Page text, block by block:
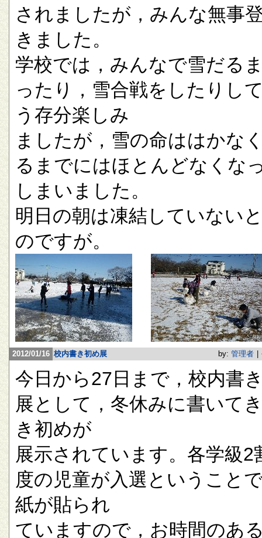
されましたが，みんな無事
きました。
学校では，みんなで雪だる
ったり，雪合戦をしたりし
う存分楽しみ
ましたが，雪の命ははかな
るまでにはほとんどなくな
しまいました。
明日の朝は凍結していない
のですが。
2012/01/16 校内書き初め展 by: 管理者
今日から27日まで，校内書
展として，冬休みに書いて
き初めが
展示されています。各学級2
度の児童が入選ということ
紙が貼られ
ていますので，お時間のあ